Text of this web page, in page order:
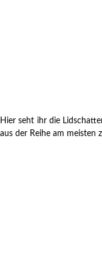
Hier seht ihr die
aus der Reihe am meisten